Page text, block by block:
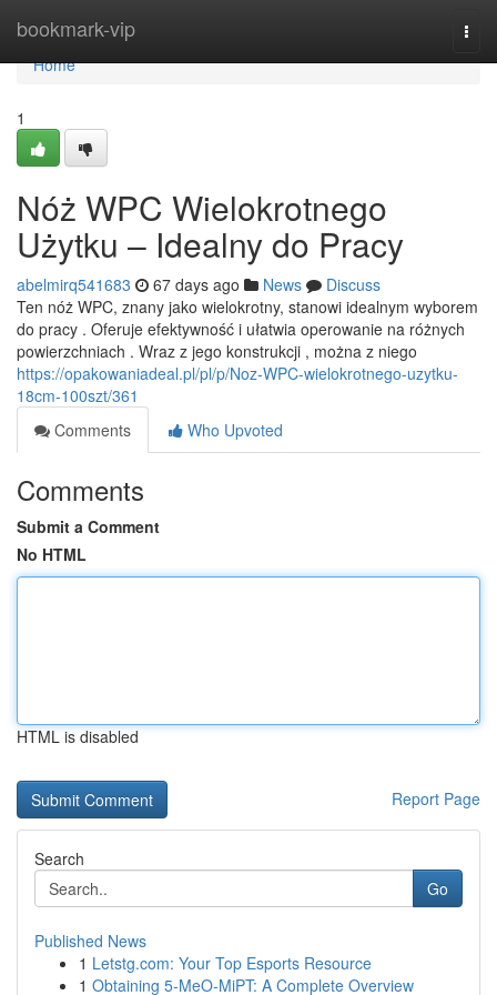
bookmark-vip
Home
Home
1
Nóż WPC Wielokrotnego
Użytku – Idealny do Pracy
abelmirq541683 67 days ago News
Discuss
Ten nóż WPC, znany jako wielokrotny, stanowi idealnym wyborem
do pracy . Oferuje efektywność i ułatwia operowanie na różnych
powierzchniach . Wraz z jego konstrukcji , można z niego
https://opakowaniadeal.pl/pl/p/Noz-WPC-wielokrotnego-uzytku-
18cm-100szt/361
Comments
Who Upvoted
Comments
Submit a Comment
No HTML
HTML is disabled
Report Page
Search
Go
Published News
1 Letstg.com: Your Top Esports Resource
1 Obtaining 5-MeO-MiPT: A Complete Overview